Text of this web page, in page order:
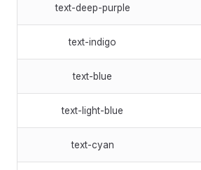
text-deep-purple
text-indigo
text-blue
text-light-blue
text-cyan